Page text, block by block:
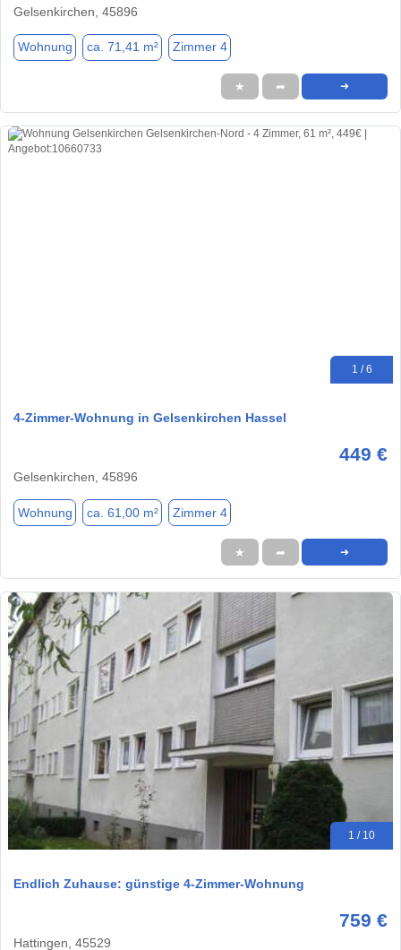
Gelsenkirchen, 45896
Wohnung ca. 71,41 m² Zimmer 4
★ ➦ ➜
1 / 6
4-Zimmer-Wohnung in Gelsenkirchen Hassel
449 €
Gelsenkirchen, 45896
Wohnung ca. 61,00 m² Zimmer 4
★ ➦ ➜
1 / 10
Endlich Zuhause: günstige 4-Zimmer-Wohnung
759 €
Hattingen, 45529